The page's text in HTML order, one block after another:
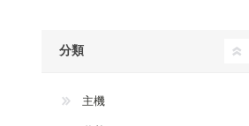
分類
主機